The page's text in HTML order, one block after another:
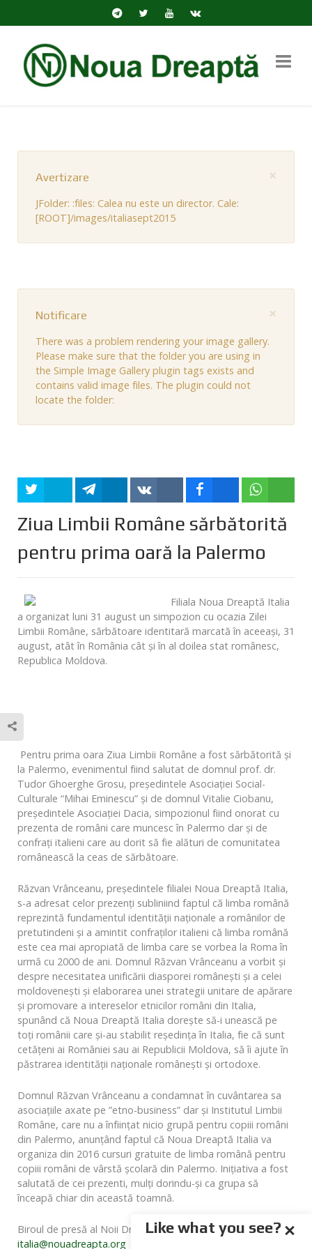
×
Avertizare
JFolder: :files: Calea nu este un director. Cale:
[ROOT]/images/italiasept2015
×
Notificare
There was a problem rendering your image gallery.
Please make sure that the folder you are using in
the Simple Image Gallery plugin tags exists and
contains valid image files. The plugin could not
locate the folder:
Ziua Limbii Române sărbătorită
pentru prima oară la Palermo
Filiala Noua Dreaptă Italia
a organizat luni 31 august un simpozion cu ocazia Zilei
Limbii Române, sărbătoare identitară marcată în aceeași, 31
august, atât în România cât și în al doilea stat românesc,
Republica Moldova.
Pentru prima oara Ziua Limbii Române a fost sărbătorită și
la Palermo, evenimentul fiind salutat de domnul prof. dr.
Tudor Ghoerghe Grosu, președintele Asociației Social-
Culturale “Mihai Eminescu” și de domnul Vitalie Ciobanu,
președintele Asociației Dacia, simpozionul fiind onorat cu
prezenta de români care muncesc în Palermo dar și de
confrați italieni care au dorit să fie alături de comunitatea
românească la ceas de sărbătoare.
Răzvan Vrânceanu, președintele filialei Noua Dreaptă Italia,
s-a adresat celor prezenți subliniind faptul că limba română
reprezintă fundamentul identității naționale a românilor de
pretutindeni și a amintit confraților italieni că limba română
este cea mai apropiată de limba care se vorbea la Roma în
urmă cu 2000 de ani. Domnul Răzvan Vrânceanu a vorbit și
despre necesitatea unificării diasporei româneşti şi a celei
moldoveneşti şi elaborarea unei strategii unitare de apărare
şi promovare a intereselor etnicilor români din Italia,
spunând că Noua Dreaptă Italia doreşte să-i unească pe
toţi românii care şi-au stabilit reşedinţa în Italia, fie că sunt
cetăţeni ai României sau ai Republicii Moldova, să îi ajute în
păstrarea identităţii naţionale româneşti şi ortodoxe.
Domnul Răzvan Vrânceanu a condamnat în cuvântarea sa
asociaţiile axate pe ”etno-business” dar şi Institutul Limbii
Române, care nu a înființat nicio grupă pentru copiii români
din Palermo, anunțând faptul că Noua Dreaptă Italia va
organiza din 2016 cursuri gratuite de limba română pentru
copiii români de vârstă şcolară din Palermo. Inițiativa a fost
salutată de cei prezenti, mulți dorindu-și ca grupa să
înceapă chiar din această toamnă.
Biroul de presă al Noii Drepte Italia
italia@nouadreapta.org
Like what you see?